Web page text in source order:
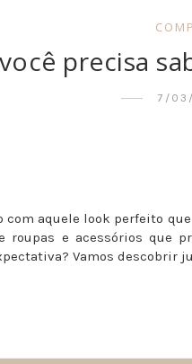
precisa
7/
com aquele look perfeito
roupas e acessórios que
Vamos descobrir